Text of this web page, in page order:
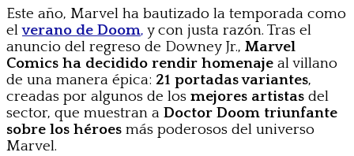
Este año, Marvel ha bautizado la temporada como
elverano de Doom, y con justa razón. Tras el
anuncio del regreso de Downey Jr., Marvel
Comics ha decidido rendir homenaje al villano
de una manera épica: 21 portadas variantes,
creadas por algunos de los mejores artistas del
sector, que muestran a Doctor Doom triunfante
sobre los héroes más poderosos del universo
Marvel.